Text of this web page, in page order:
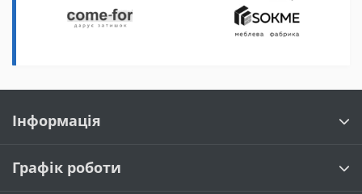
Інформація
Графік роботи